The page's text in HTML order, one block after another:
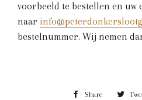
voorbeeld te bestellen en uw
naar
bestelnummer. Wij nemen
Share Share